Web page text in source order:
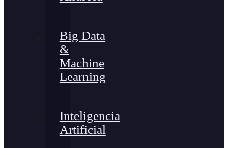
Big Data
&
Machine
Learning
Inteligencia
Artificial